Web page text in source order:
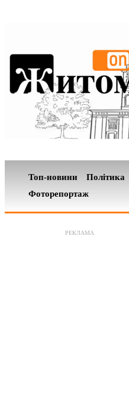
Топ-новини Політика
Фоторепортаж
РЕКЛАМА